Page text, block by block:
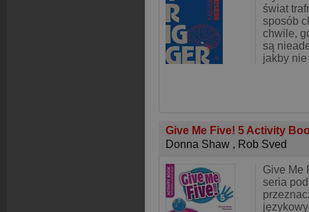
świat
sposób
chwile,
są
jakby nie
Give Me Five! 5 Activity
Donna Shaw , Rob Sved
Give Me
seria